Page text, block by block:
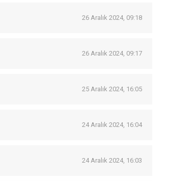
26 Aralık 2024, 09:18
26 Aralık 2024, 09:17
25 Aralık 2024, 16:05
24 Aralık 2024, 16:04
24 Aralık 2024, 16:03